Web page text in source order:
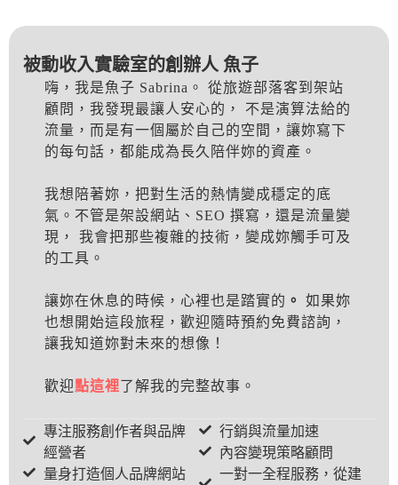
被動收入實驗室的創辦人 魚子
嗨，我是魚子 Sabrina。 從旅遊部落客到架站
顧問，我發現最讓人安心的， 不是演算法給的
流量，而是有一個屬於自己的空間，讓妳寫下
的每句話，都能成為長久陪伴妳的資產。
我想陪著妳，把對生活的熱情變成穩定的底
氣。不管是架設網站、SEO 撰寫，還是流量變
現， 我會把那些複雜的技術，變成妳觸手可及
的工具。
讓妳在休息的時候，心裡也是踏實的 。
如果妳
也想開始這段旅程，歡迎隨時預約免費諮詢，
讓我知道妳對未來的想像！
歡迎點這裡了解我的完整故事。
專注服務創作者與品牌
經營者
量身打造個人品牌網站
行銷與流量加速
內容變現策略顧問
一對一全程服務，從建